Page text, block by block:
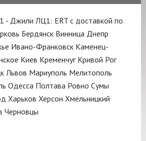
- Джили ЛЦ1: ERT с доставкой по
Бердянск Винница Днепр
Ивано-Франковск Каменец-
Киев Кременчуг Кривой Рог
Львов Мариуполь Мелитополь
Одесса Полтава Ровно Сумы
Харьков Херсон Хмельницкий
Черновцы